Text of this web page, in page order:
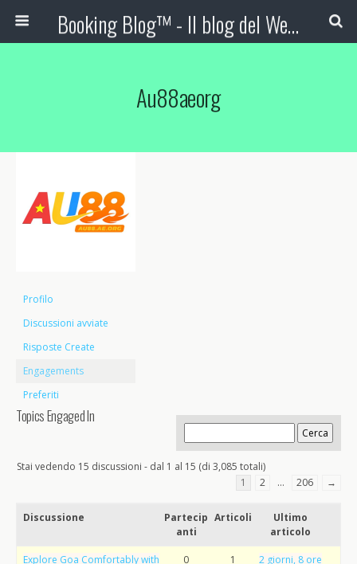
Booking Blog™ - Il blog del Web Marketing Turistico
Au88aeorg
Profilo
Discussioni avviate
Risposte Create
Engagements
Preferiti
Topics Engaged In
Stai vedendo 15 discussioni - dal 1 al 15 (di 3,085 totali)
1
2 … 206 →
Discussione
Partecip
anti
Articoli
Ultimo
articolo
Explore Goa Comfortably with
0 1
2 giorni, 8 ore